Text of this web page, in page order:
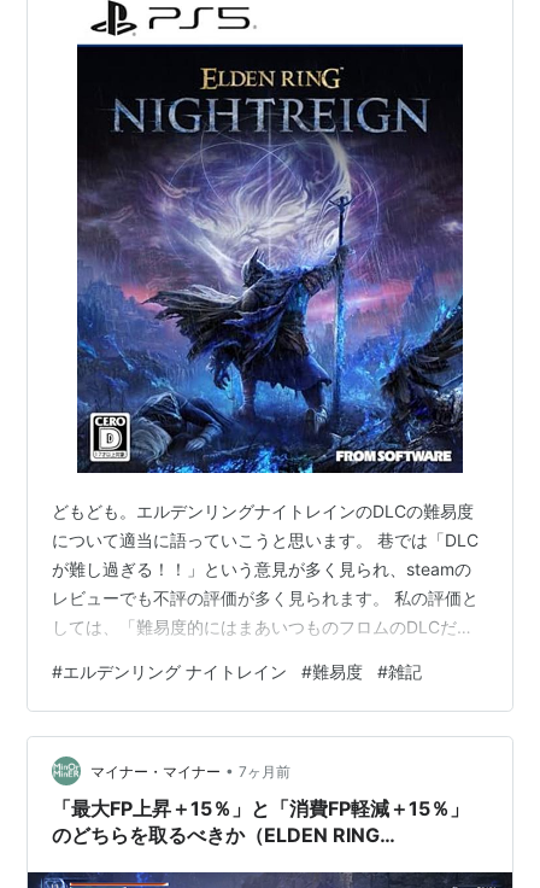
どもども。エルデンリングナイトレインのDLCの難易度
について適当に語っていこうと思います。 巷では「DLC
が難し過ぎる！！」という意見が多く見られ、steamの
レビューでも不評の評価が多く見られます。 私の評価と
しては、「難易度的にはまあいつものフロムのDLCだよ
環境に適応するのも面倒だな、、、」という思いもあり
ます。（まあ最近ネットの調子が悪くてDLCが来てから
あまりやれていないんですが） これは、ナイトレインじ
ゃない方の本編エルデンリングのDLCのときにも思った
のですが、DLCとの難易度の差が激し過ぎるのはちょっ
とどうなんだろうなぁとは思っ…
#エルデンリング ナイトレイン #難易度 #雑記
マイナー・マイナー • 7ヶ月前
「最大FP上昇＋15％」と「消費FP軽減＋15％」
のどちらを取るべきか（ELDEN RING